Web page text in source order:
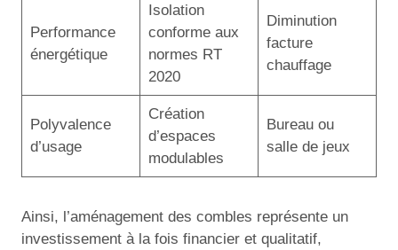
Performance
énergétique
Isolation
conforme aux
normes RT
2020
Diminution
facture
chauffage
Polyvalence
d’usage
Création
d’espaces
modulables
Bureau ou
salle de jeux
Ainsi, l’aménagement des combles représente un
investissement à la fois financier et qualitatif,